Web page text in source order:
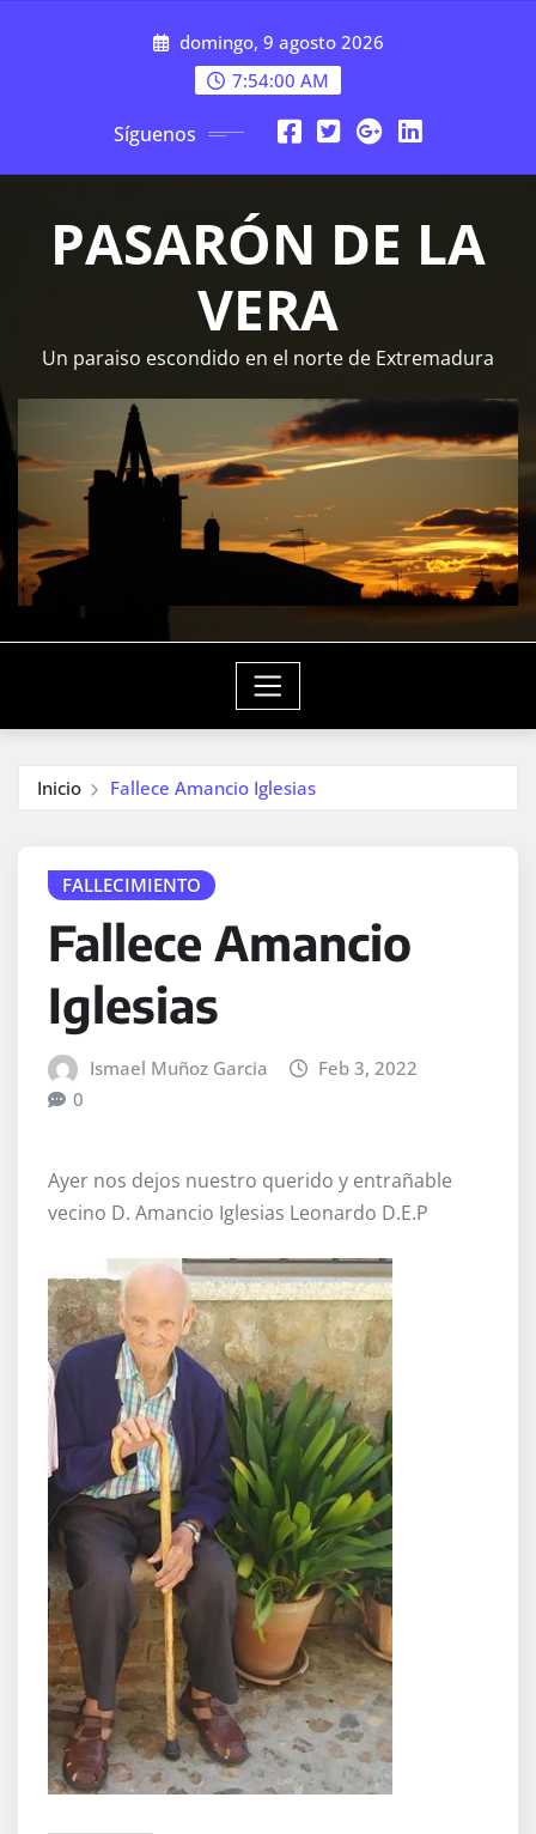
domingo, 9 agosto 2026
7:54:01 AM
Síguenos
PASARÓN DE LA
VERA
Un paraiso escondido en el norte de Extremadura
Inicio Fallece Amancio Iglesias
FALLECIMIENTO
Fallece Amancio
Iglesias
Ismael Muñoz Garcia
Feb 3, 2022
0
Ayer nos dejos nuestro querido y entrañable
vecino D. Amancio Iglesias Leonardo D.E.P